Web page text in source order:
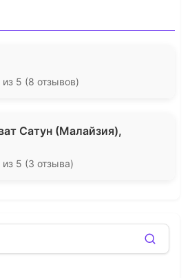
из 5 (8 отзывов)
Сатун (Малайзия),
5 (3 отзыва)